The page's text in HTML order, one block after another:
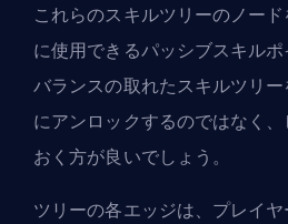
これらのスキルツリーのノー
に使用できるパッシブスキルポ
バランスの取れたスキルツリ
にアンロックするのではなく
おく方が良いでしょう。
ツリーの各エッジは、プレイ